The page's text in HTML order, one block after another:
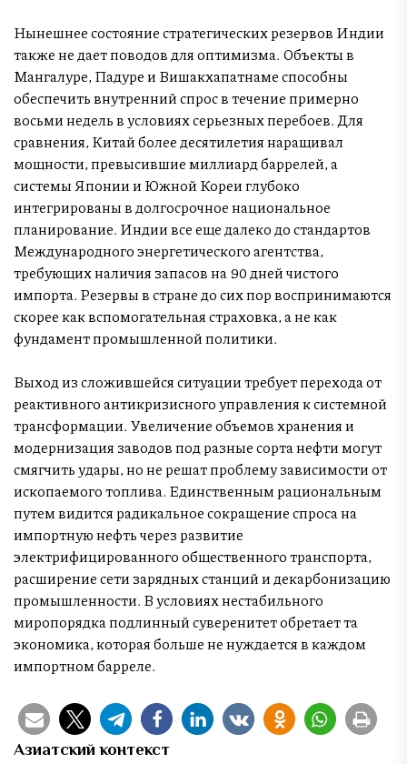
Нынешнее состояние стратегических резервов Индии
также не дает поводов для оптимизма. Объекты в
Мангалуре, Падуре и Вишакхапатнаме способны
обеспечить внутренний спрос в течение примерно
восьми недель в условиях серьезных перебоев. Для
сравнения, Китай более десятилетия наращивал
мощности, превысившие миллиард баррелей, а
системы Японии и Южной Кореи глубоко
интегрированы в долгосрочное национальное
планирование. Индии все еще далеко до стандартов
Международного энергетического агентства,
требующих наличия запасов на 90 дней чистого
импорта. Резервы в стране до сих пор воспринимаются
скорее как вспомогательная страховка, а не как
фундамент промышленной политики.
Выход из сложившейся ситуации требует перехода от
реактивного антикризисного управления к системной
трансформации. Увеличение объемов хранения и
модернизация заводов под разные сорта нефти могут
смягчить удары, но не решат проблему зависимости от
ископаемого топлива. Единственным рациональным
путем видится радикальное сокращение спроса на
импортную нефть через развитие
электрифицированного общественного транспорта,
расширение сети зарядных станций и декарбонизацию
промышленности. В условиях нестабильного
миропорядка подлинный суверенитет обретает та
экономика, которая больше не нуждается в каждом
импортном барреле.
Азиатский контекст